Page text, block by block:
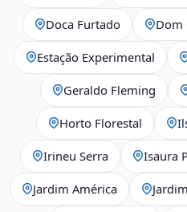
Doca Furtado Dom
Estação Experimental
Geraldo Fleming
Horto Florestal
Irineu Serra Isaura
Jardim América